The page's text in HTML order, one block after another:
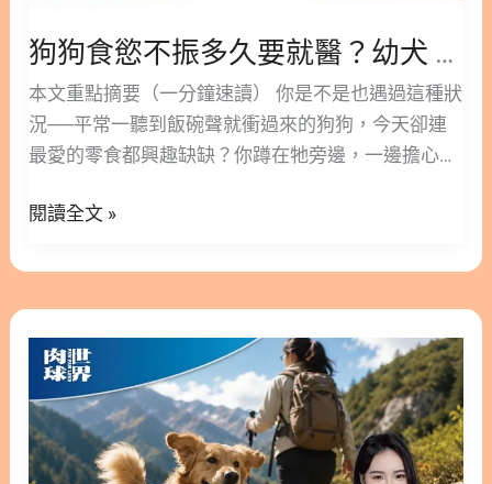
共用一款？ 3.2. 如何餵狗狗益生菌？按體重抓劑量時
機 3.3. 如何餵貓益生菌？挑嘴貓與化毛球對 3.4. 如何
依症狀選菌株？換糧、皮膚、老年 4. 如何知道寵物
益生菌有效？吃多久有感 4.1. 如何抓見效時間？腸
便、食慾、精神 4.3. 為什麼吃了反而軟便？是適應還
也能吃？幾月齡可開始 5.4. 如何保存益生菌？台灣潮
濕開封後怎放 5.5. 為什麼優格不能取代益生菌？ 5.6.
如何避免買到假貨？哪裡買最安心 6. 寵物益生菌常
見問題 FAQ Q1：寵物益生菌是什麼？和人吃的益生
狗狗食慾不振多久要就醫？幼犬 12 小時、成犬 48 小時的黃金判斷表
本文重點摘要（一分鐘速讀） 你是不是也遇過這種狀
況──平常一聽到飯碗聲就衝過來的狗狗，今天卻連
最愛的零食都興趣缺缺？你蹲在牠旁邊，一邊擔心是
是哪裡沒顧好，才害牠不吃的？ 先深呼吸，別急著自
到都會慌，你的緊張只代表你很在乎牠。 這篇文章林
安安營養師會幫你把「慌」變成「判斷」。我們會先
教你分辨牠是單純挑食還是真的不舒服；接著給你一
張分齡對照表，讓你清楚知道幼犬、成犬、老狗各能
安全觀察多久；再用「精神」和「牙齦顏色」兩個在
家就能看的指標，幫你決定──現在可以再觀察，還
是該立刻帶去看醫生。 隱藏/顯示內容目錄 內容目錄
小
時、
成
犬
48
時
金
判
斷
表
閱讀全文 »
狗
關
節
保
養